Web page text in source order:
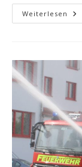
Weiterlesen
Mit